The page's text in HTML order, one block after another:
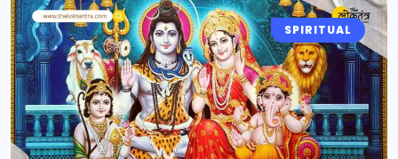
SPIRITUAL